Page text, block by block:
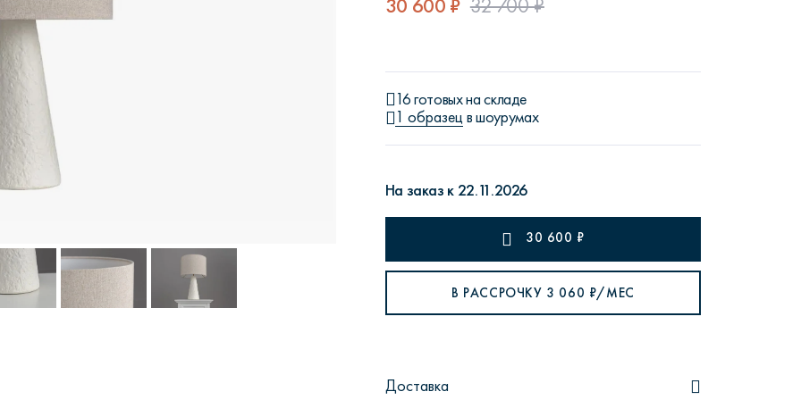
Брутал22
Тауэр Бэйсик №1
30 600 ₽ 32 700 ₽
16 готовых на складе
1 образец в шоурумах
На заказ к 22.11.2026
30 600 ₽
В РАССРОЧКУ 3 060 ₽/МЕС
Доставка